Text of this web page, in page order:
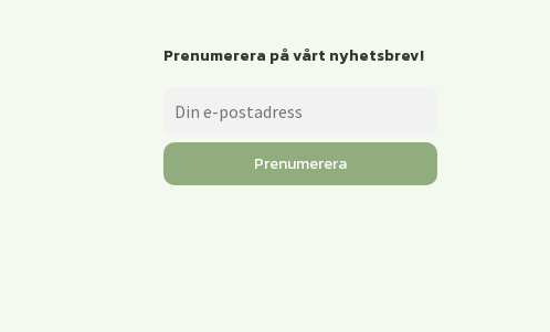
Prenumerera på vårt nyhetsbrev!
Prenumerera